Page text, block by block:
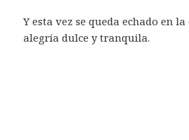
Y esta vez se queda echado en
alegría dulce y tranquila.